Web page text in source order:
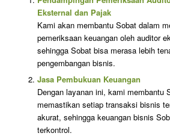
Eksternal dan Pajak
Kami akan membantu Sobat dalam
pemeriksaan keuangan oleh auditor
sehingga Sobat bisa merasa lebih
pengembangan bisnis.
Jasa Pembukuan Keuangan
Dengan layanan ini, kami membantu
memastikan setiap transaksi bisnis
akurat, sehingga keuangan bisnis
terkontrol.